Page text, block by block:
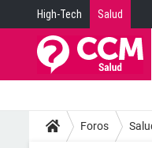
High-Tech Salud
Foros